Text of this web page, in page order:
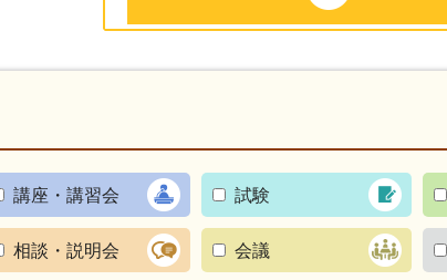
講座・講習会 試験
相談・説明会 会議